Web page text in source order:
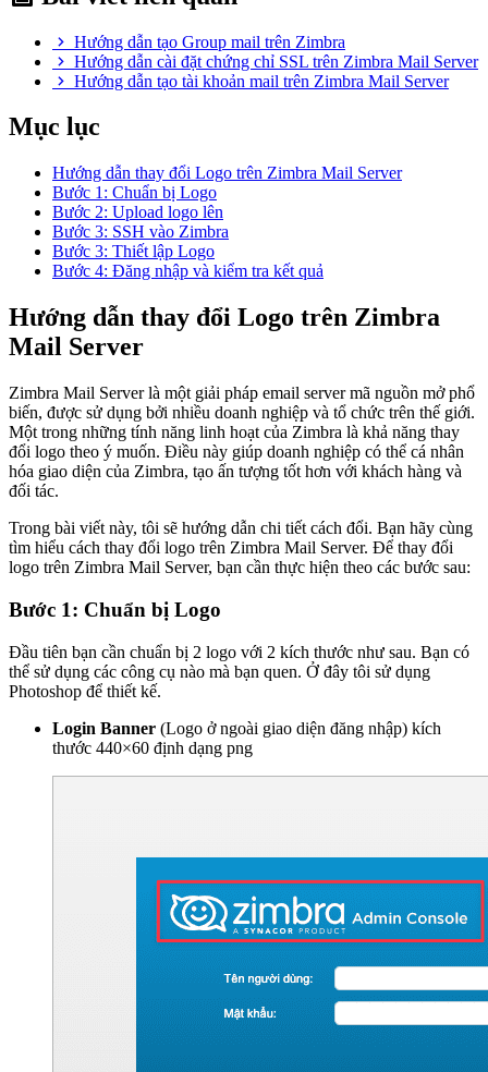
Hướng dẫn tạo Group mail trên Zimbra
Hướng dẫn cài đặt chứng chỉ SSL trên Zimbra Mail Server
Hướng dẫn tạo tài khoản mail trên Zimbra Mail Server
Mục lục
Hướng dẫn thay đổi Logo trên Zimbra Mail Server
Bước 1: Chuẩn bị Logo
Bước 2: Upload logo lên
Bước 3: SSH vào Zimbra
Bước 3: Thiết lập Logo
Bước 4: Đăng nhập và kiểm tra kết quả
Hướng dẫn thay đổi Logo trên Zimbra
Mail Server
Zimbra Mail Server là một giải pháp email server mã nguồn mở phổ
biến, được sử dụng bởi nhiều doanh nghiệp và tổ chức trên thế giới.
Một trong những tính năng linh hoạt của Zimbra là khả năng thay
đổi logo theo ý muốn. Điều này giúp doanh nghiệp có thể cá nhân
hóa giao diện của Zimbra, tạo ấn tượng tốt hơn với khách hàng và
đối tác.
Trong bài viết này, tôi sẽ hướng dẫn chi tiết cách đổi. Bạn hãy cùng
tìm hiểu cách thay đổi logo trên Zimbra Mail Server. Để thay đổi
logo trên Zimbra Mail Server, bạn cần thực hiện theo các bước sau:
Bước 1: Chuẩn bị Logo
Đầu tiên bạn cần chuẩn bị 2 logo với 2 kích thước như sau. Bạn có
thể sử dụng các công cụ nào mà bạn quen. Ở đây tôi sử dụng
Photoshop để thiết kế.
Login Banner (Logo ở ngoài giao diện đăng nhập) kích
thước 440×60 định dạng png